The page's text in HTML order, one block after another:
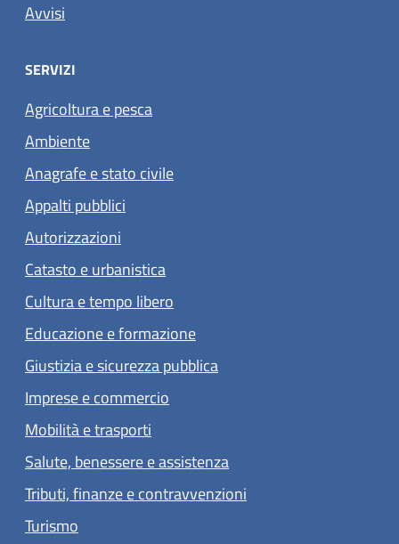
Avvisi
SERVIZI
Agricoltura e pesca
Ambiente
Anagrafe e stato civile
Appalti pubblici
Autorizzazioni
Catasto e urbanistica
Cultura e tempo libero
Educazione e formazione
Giustizia e sicurezza pubblica
Imprese e commercio
Mobilità e trasporti
Salute, benessere e assistenza
Tributi, finanze e contravvenzioni
Turismo